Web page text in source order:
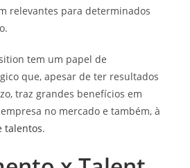
relevantes para determinados
tem um papel de
que, apesar de ter resultados
traz grandes benefícios em
no mercado e também, à
talentos.